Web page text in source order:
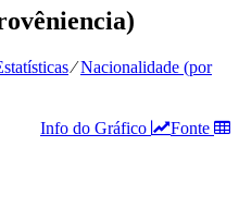
⁄Nacionalidade (por
Fonte
Info do Gráfico